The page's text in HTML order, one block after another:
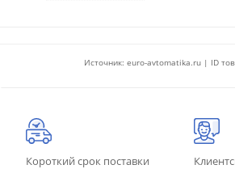
Источник: euro-avtomatika.ru | ID
Короткий срок поставки